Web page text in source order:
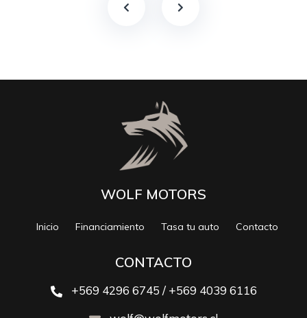
WOLF MOTORS
Inicio Financiamiento Tasa tu auto Contacto
CONTACTO
+569 4296 6745 / +569 4039 6116